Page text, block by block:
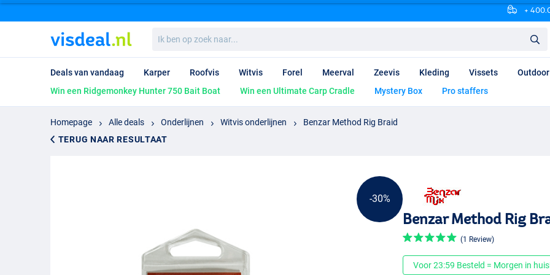
+
ben
op
naar...
Deals van vandaag Karper Roofvis Witvis Forel Meerval Zeevis Kleding Vissets Outdoor
Win een Ridgemonkey Hunter 750 Bait Boat
Win een Ultimate Carp Cradle Mystery Box Pro staffers
Homepage Alle deals Onderlijnen Witvis onderlijnen
Benzar Method Rig Braid
TERUG NAAR RESULTAAT
-30%
Benzar Method Rig
(1 Review)
Voor 23:59 Besteld = Morgen in